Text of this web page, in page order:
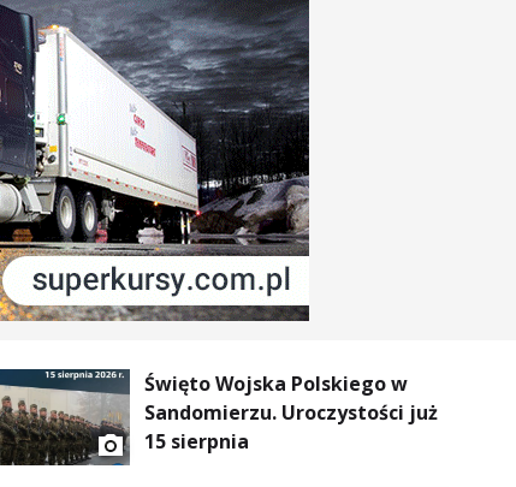
Święto Wojska Polskiego w
Sandomierzu. Uroczystości już
15 sierpnia